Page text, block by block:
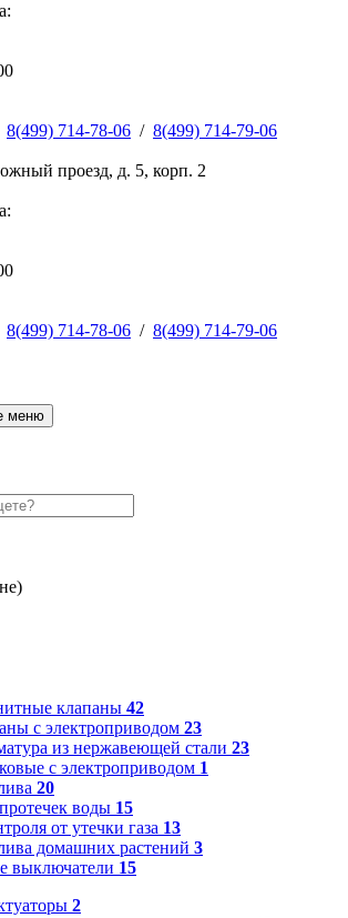
8(499) 714-78-06 / 8(499) 714-79-06
проезд, д. 5, корп. 2
8(499) 714-78-06 / 8(499) 714-79-06
меню
клапаны 42
с электроприводом 23
из нержавеющей стали 23
с электроприводом 1
20
воды 15
от утечки газа 13
домашних растений 3
выключатели 15
2